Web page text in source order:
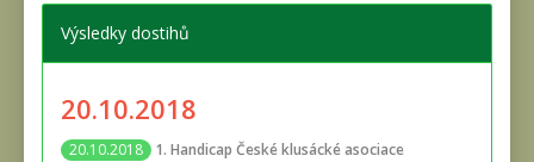
Výsledky dostihů
20.10.2018
20.10.2018 1. Handicap České klusácké asociace